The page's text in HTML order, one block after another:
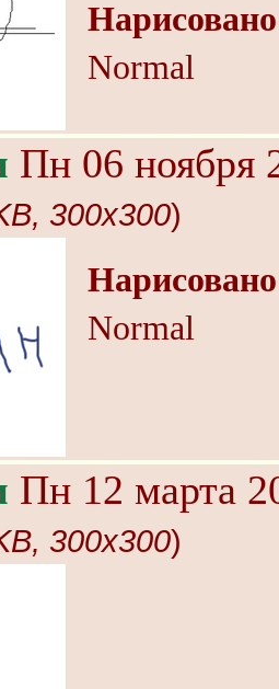
Нарисовано
Normal
Пн 06 ноября
300x300)
Нарисовано
Normal
Пн 12 марта
300x300)